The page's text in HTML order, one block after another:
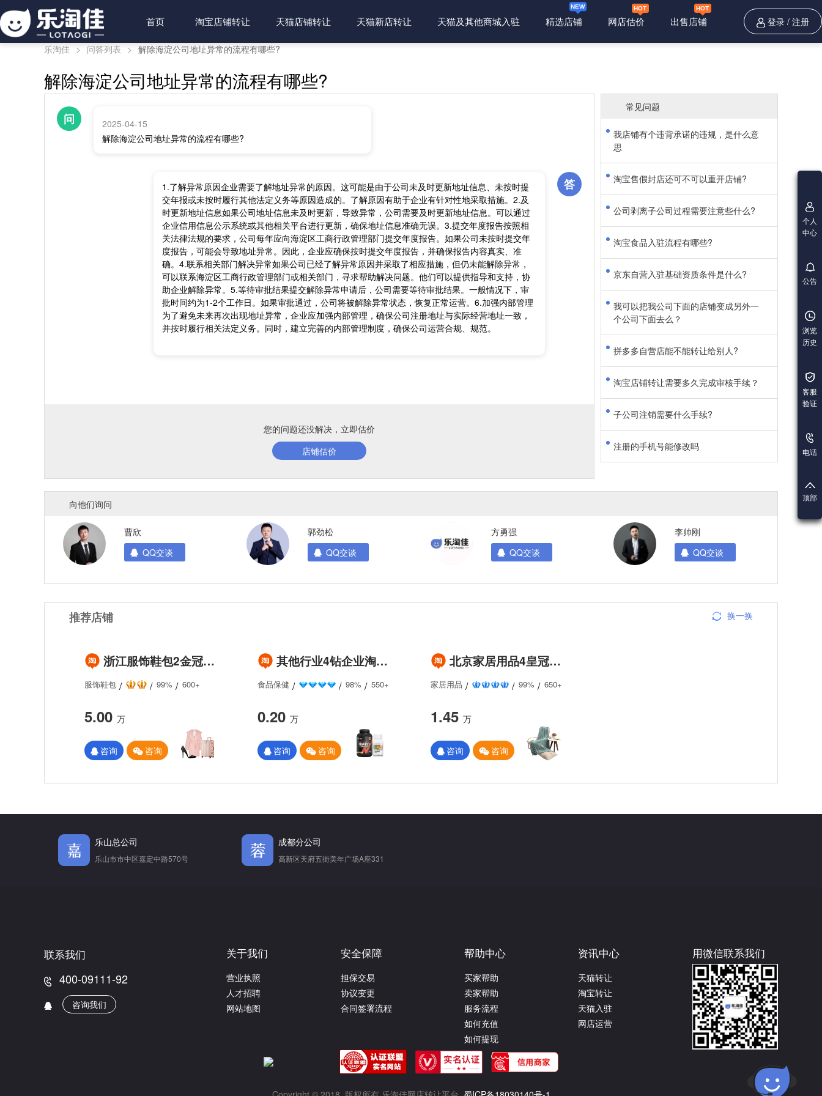
首页 淘宝店铺转让 天猫店铺转让 天猫新店转让 天猫及其他商城入驻 精选店铺 网店估价 出售店铺 登录 / 注册
乐淘佳 > 问答列表 > 解除海淀公司地址异常的流程有哪些?
解除海淀公司地址异常的流程有哪些?
问
2025-04-15
解除海淀公司地址异常的流程有哪些?
答
1.了解异常原因企业需要了解地址异常的原因。这可能是由于公司未及时更新地址信息、未按时提
交年报或未按时履行其他法定义务等原因造成的。了解原因有助于企业有针对性地采取措施。2.及
时更新地址信息如果公司地址信息未及时更新，导致异常，公司需要及时更新地址信息。可以通过
企业信用信息公示系统或其他相关平台进行更新，确保地址信息准确无误。3.提交年度报告按照相
关法律法规的要求，公司每年应向海淀区工商行政管理部门提交年度报告。如果公司未按时提交年
度报告，可能会导致地址异常。因此，企业应确保按时提交年度报告，并确保报告内容真实、准
确。4.联系相关部门解决异常如果公司已经了解异常原因并采取了相应措施，但仍未能解除异常，
可以联系海淀区工商行政管理部门或相关部门，寻求帮助解决问题。他们可以提供指导和支持，协
助企业解除异常。5.等待审批结果提交解除异常申请后，公司需要等待审批结果。一般情况下，审
批时间约为1-2个工作日。如果审批通过，公司将被解除异常状态，恢复正常运营。6.加强内部管理
为了避免未来再次出现地址异常，企业应加强内部管理，确保公司注册地址与实际经营地址一致，
并按时履行相关法定义务。同时，建立完善的内部管理制度，确保公司运营合规、规范。
您的问题还没解决，立即估价
店铺估价
常见问题
我店铺有个违背承诺的违规，是什么意
思
淘宝售假封店还可不可以重开店铺?
公司剥离子公司过程需要注意些什么?
淘宝食品入驻流程有哪些?
京东自营入驻基础资质条件是什么?
我可以把我公司下面的店铺变成另外一
个公司下面去么？
拼多多自营店能不能转让给别人?
淘宝店铺转让需要多久完成审核手续？
子公司注销需要什么手续?
注册的手机号能修改吗
向他们询问
曹欣
QQ交谈
郭劲松
QQ交谈
方勇强
QQ交谈
李帅刚
QQ交谈
推荐店铺 换一换
浙江服饰鞋包2金冠企业淘宝店铺出售/转让 粉丝数量110200左右 协议变更配合过户 保证金无需退还 纯实体交易
服饰鞋包 99% 600+
5.00 万
咨询 咨询
其他行业4钻企业淘宝店铺出售/转让 协议变更配合过户 有老店标
食品保健 98% 550+
0.20万
咨询 咨询
北京家居用品4皇冠个人淘宝店铺转让/买卖，满足协议过户
家居用品 99% 650+
1.45万
咨询 咨询
乐山总公司
乐山市市中区嘉定中路570号
成都分公司
高新区天府五街美年广场A座331
个人
中心
公告
浏览
历史
客服
验证
电话
顶部
联系我们
400-09111-92
咨询我们
关于我们
营业执照
人才招聘
网站地图
安全保障
担保交易
协议变更
合同签署流程
帮助中心
买家帮助
卖家帮助
服务流程
如何充值
如何提现
资讯中心
天猫转让
淘宝转让
天猫入驻
网店运营
用微信联系我们